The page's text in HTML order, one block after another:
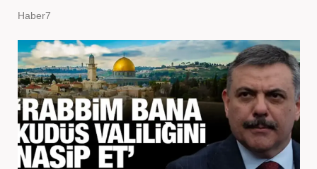
Haber7